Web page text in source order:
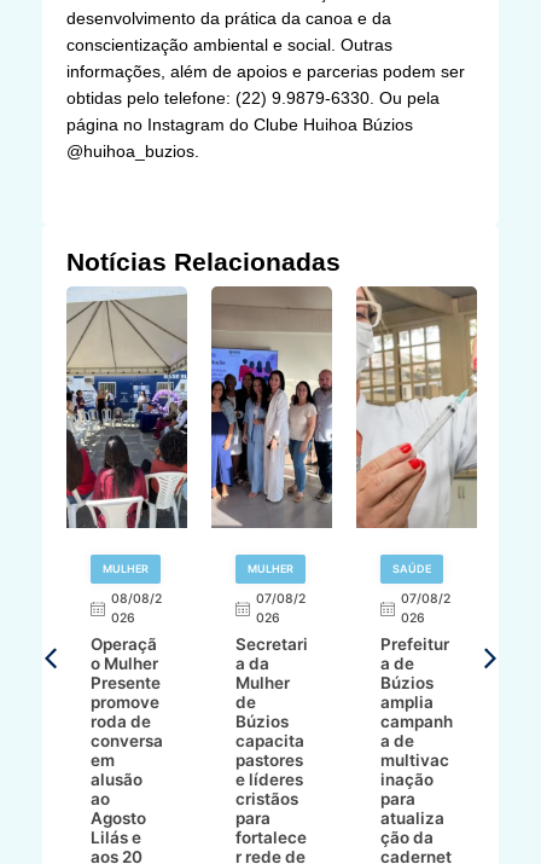
desenvolvimento da prática da canoa e da
conscientização ambiental e social. Outras
informações, além de apoios e parcerias podem ser
obtidas pelo telefone: (22) 9.9879-6330. Ou pela
página no Instagram do Clube Huihoa Búzios
@huihoa_buzios.
Notícias Relacionadas
MULHER
08/08/2
026
Operaçã
o Mulher
Presente
promove
roda de
conversa
em
alusão
ao
Agosto
Lilás e
aos 20
MULHER
07/08/2
026
Secretari
a da
Mulher
de
Búzios
capacita
pastores
e líderes
cristãos
para
fortalece
r rede de
SAÚDE
07/08/2
026
Prefeitur
a de
Búzios
amplia
campanh
a de
multivac
inação
para
atualiza
ção da
cadernet